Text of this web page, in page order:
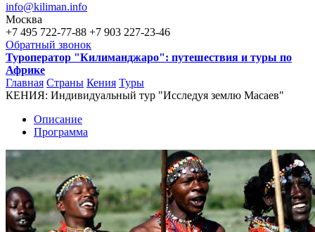
info@kiliman.info
Москва
+7 495 722-77-88 +7 903 227-23-46
Обратный звонок
Туроператор "Килиманджаро": путешествия и туры по
Африке
Вы здесь
Главная Страны Кения Туры
КЕНИЯ: Индивидуальный тур "Исследуя землю Масаев"
Описание
Программа